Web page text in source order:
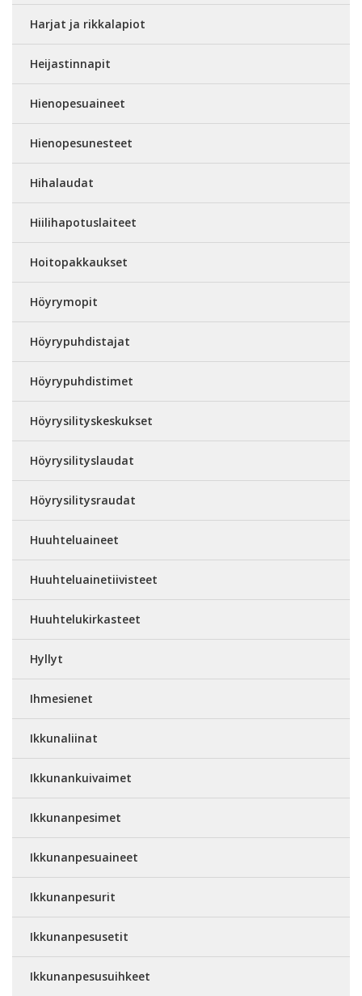
Harjat ja rikkalapiot
Heijastinnapit
Hienopesuaineet
Hienopesunesteet
Hihalaudat
Hiilihapotuslaiteet
Hoitopakkaukset
Höyrymopit
Höyrypuhdistajat
Höyrypuhdistimet
Höyrysilityskeskukset
Höyrysilityslaudat
Höyrysilitysraudat
Huuhteluaineet
Huuhteluainetiivisteet
Huuhtelukirkasteet
Hyllyt
Ihmesienet
Ikkunaliinat
Ikkunankuivaimet
Ikkunanpesimet
Ikkunanpesuaineet
Ikkunanpesurit
Ikkunanpesusetit
Ikkunanpesusuihkeet